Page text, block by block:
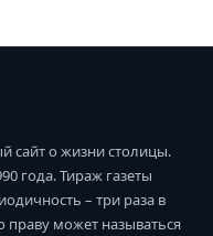
сайт о жизни столицы.
года. Тираж газеты
– три раза в
праву может называться